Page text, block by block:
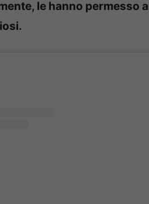
le hanno permesso